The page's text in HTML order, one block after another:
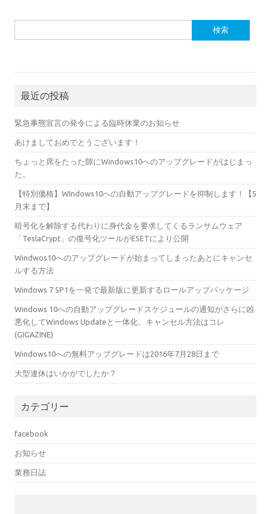
索:
最近の投稿
緊急事態宣言の発令による臨時休業のお知らせ
あけましておめでとうございます！
ちょっと席をたった隙にWindows10へのアップグレードがはじまっ
た。
【特別価格】WIndows10への自動アップグレードを抑制します！【5
月末まで】
暗号化を解除する代わりに身代金を要求してくるランサムウェア
「TeslaCrypt」の復号化ツールがESETにより公開
Windwos10へのアップグレードが始まってしまったあとにキャンセ
ルする方法
Windows 7 SP1を一発で最新版に更新するロールアップパッケージ
Windows 10への自動アップグレードスケジュールの通知がさらに凶
悪化してWindows Updateと一体化、キャンセル方法はコレ
(GIGAZINE)
Windows10への無料アップグレードは2016年7月28日まで
大型連休はいかがでしたか？
カテゴリー
facebook
お知らせ
業務日誌